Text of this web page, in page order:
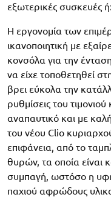
εξωτερικές συσκευές
Η εργονομία των
ικανοποιητική με
κονσόλα για την
να είχε τοποθετηθεί
βρει εύκολα την
ρυθμίσεις του
αναπαυτικό και με
του νέου Clio
επιφάνεια, από το
θυρών, τα οποία είναι
συμπαγή, ωστόσο η υφή
παχιού αφρώδους